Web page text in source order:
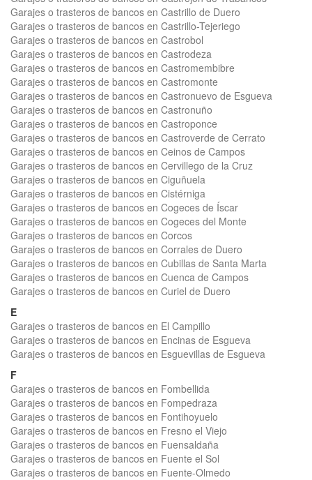
Garajes o trasteros de bancos en Castrillo de Duero
Garajes o trasteros de bancos en Castrillo-Tejeriego
Garajes o trasteros de bancos en Castrobol
Garajes o trasteros de bancos en Castrodeza
Garajes o trasteros de bancos en Castromembibre
Garajes o trasteros de bancos en Castromonte
Garajes o trasteros de bancos en Castronuevo de Esgueva
Garajes o trasteros de bancos en Castronuño
Garajes o trasteros de bancos en Castroponce
Garajes o trasteros de bancos en Castroverde de Cerrato
Garajes o trasteros de bancos en Ceinos de Campos
Garajes o trasteros de bancos en Cervillego de la Cruz
Garajes o trasteros de bancos en Ciguñuela
Garajes o trasteros de bancos en Cistérniga
Garajes o trasteros de bancos en Cogeces de Íscar
Garajes o trasteros de bancos en Cogeces del Monte
Garajes o trasteros de bancos en Corcos
Garajes o trasteros de bancos en Corrales de Duero
Garajes o trasteros de bancos en Cubillas de Santa Marta
Garajes o trasteros de bancos en Cuenca de Campos
Garajes o trasteros de bancos en Curiel de Duero
E
Garajes o trasteros de bancos en El Campillo
Garajes o trasteros de bancos en Encinas de Esgueva
Garajes o trasteros de bancos en Esguevillas de Esgueva
F
Garajes o trasteros de bancos en Fombellida
Garajes o trasteros de bancos en Fompedraza
Garajes o trasteros de bancos en Fontihoyuelo
Garajes o trasteros de bancos en Fresno el Viejo
Garajes o trasteros de bancos en Fuensaldaña
Garajes o trasteros de bancos en Fuente el Sol
Garajes o trasteros de bancos en Fuente-Olmedo